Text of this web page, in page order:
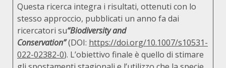
Questa ricerca integra i risultati, ottenuti con lo
stesso approccio, pubblicati un anno fa dai
ricercatori su“Biodiversity and
Conservation”(DOI: https://doi.org/10.1007/s10531-
022-02382-0). L’obiettivo finale è quello di stimare